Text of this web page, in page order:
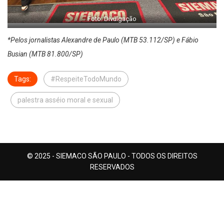
Foto: Divulgação
*Pelos jornalistas Alexandre de Paulo (MTB 53.112/SP) e Fábio
Busian (MTB 81.800/SP)
Tags: #RespeiteTodoMundo
palestra asséio moral e sexual
© 2025 - SIEMACO SÃO PAULO - TODOS OS DIREITOS
RESERVADOS